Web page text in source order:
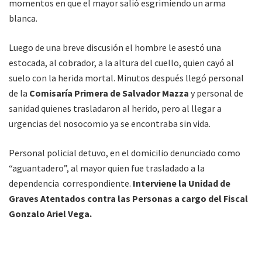
momentos en que el mayor salió esgrimiendo un arma
blanca.
Luego de una breve discusión el hombre le asestó una
estocada, al cobrador, a la altura del cuello, quien cayó al
suelo con la herida mortal. Minutos después llegó personal
de la Comisaría Primera de Salvador Mazza y personal de
sanidad quienes trasladaron al herido, pero al llegar a
urgencias del nosocomio ya se encontraba sin vida.
Personal policial detuvo, en el domicilio denunciado como
“aguantadero”, al mayor quien fue trasladado a la
dependencia correspondiente. Interviene la Unidad de
Graves Atentados contra las Personas a cargo del Fiscal
Gonzalo Ariel Vega.